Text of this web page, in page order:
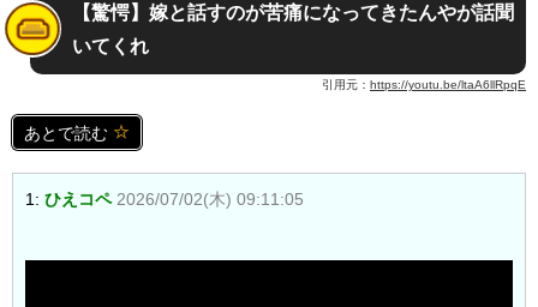
【驚愕】嫁と話すのが苦痛になってきたんやが話聞
いてくれ
引用元： https://youtu.be/ltaA6llRpqE
あとで読む
1: ひえコペ 2026/07/02(木) 09:11:05